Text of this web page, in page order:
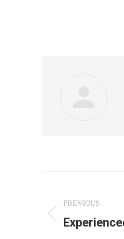
navigation
PREVIOUS
Previous